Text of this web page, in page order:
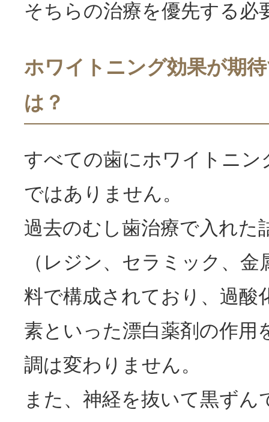
そちらの治療を優先する必
ホワイトニング効果が期
は？
すべての歯にホワイトニン
ではありません。
過去のむし歯治療で入れた
（レジン、セラミック、
料で構成されており、過酸
素といった漂白薬剤の作用
調は変わりません。
また、神経を抜いて黒ずん